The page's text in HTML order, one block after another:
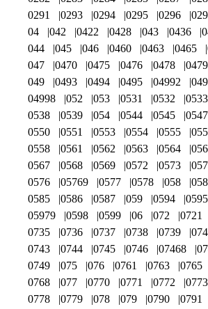
0291
0293 0294 0295 0296
04
042 0422 0428 043 0436
044
045 046 0460 0463 0465
047
0470 0475 0476 0478 0479
049
0493 0494 0495 04992
04998
052 053 0531 0532 0533
0538
0539 054 0544 0545 0547
0550
0551 0553 0554 0555
0558
0561 0562 0563 0564
0567
0568 0569 0572 0573
0576
05769 0577 0578 058
0585
0586 0587 059 0594 0595
05979
0598 0599 06 072 0721
0735
0736 0737 0738 0739
0743
0744 0745 0746 07468
0749
075 076 0761 0763 0765
0768
077 0770 0771 0772 0773
0778
0779 078 079 0790 0791